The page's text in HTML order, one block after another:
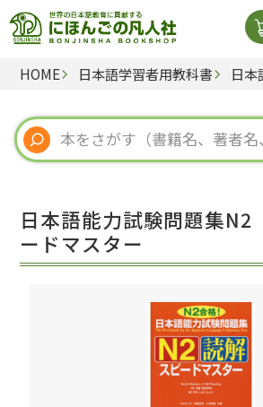
日
視聴
教師
HOME 日本語学習者用教科書 日
日本語能力試験問題集
ードマスター